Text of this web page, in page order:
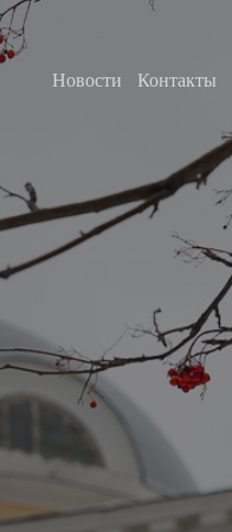
Новости Контакты